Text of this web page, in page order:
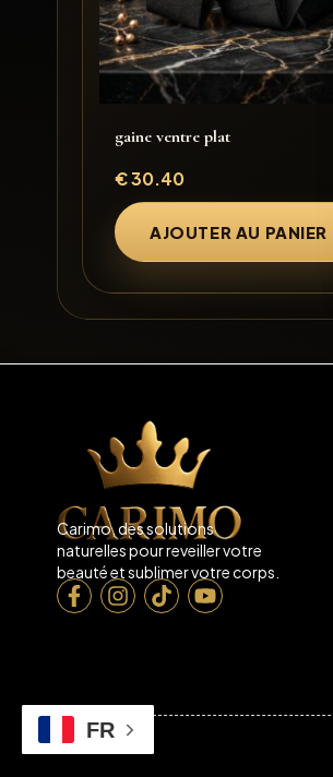
gaine ventre plat
€30.40
AJOUTER AU PANIER
Carimo, des solutions
naturelles pour reveiller votre
beauté et sublimer votre corps.
FR